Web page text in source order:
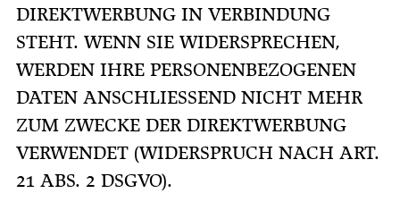
DIREKTWERBUNG IN VERBINDUNG
STEHT. WENN SIE WIDERSPRECHEN,
WERDEN IHRE PERSONENBEZOGENEN
DATEN ANSCHLIESSEND NICHT MEHR
ZUM ZWECKE DER DIREKTWERBUNG
VERWENDET (WIDERSPRUCH NACH ART.
21 ABS. 2 DSGVO).